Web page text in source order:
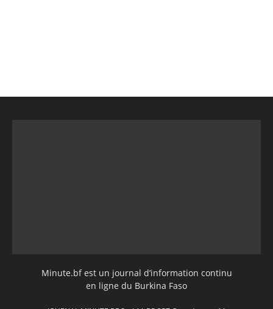
Minute.bf est un journal d’information continu
en ligne du Burkina Faso